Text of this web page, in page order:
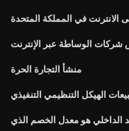
الانترنت في المملكة المتحدة
شركات الوساطة عبر الإنترنت
منشأ التجارة الحرة
الهيكل التنظيمي التنفيذي
الداخلي هو معدل الخصم الذي